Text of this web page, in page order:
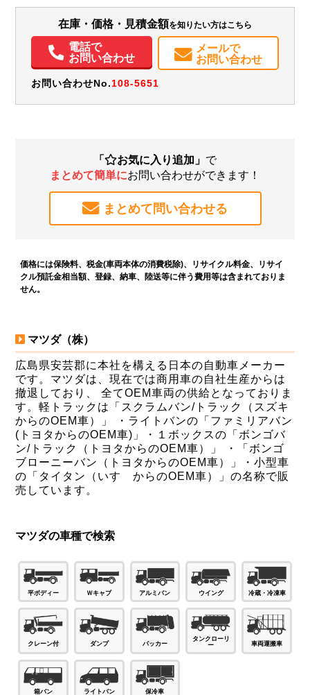
パワステ
メンテナンスノート（保証書）
０２ｘ７６ｘ１１８・後室１１０ｘ１５１ｘ１２０★保証書・キーレスキ
ー・スペアキー★フロアマット＆バイザー
在庫・価格・見積金額を知りたい方はこちら
電話で
お問い合わせ
メールで
お問い合わせ
お問い合わせNo.108-5651
「 お気に入り追加」 で
まとめて簡単にお問い合わせができます！
まとめて問い合わせる
価格には保険料、税金(車両本体の消費税除)、リサイクル料金、リサイ
クル預託金相当額、登録、納車、陸送等に伴う費用等は含まれておりま
せん。
マツダ（株）
広島県安芸郡に本社を構える日本の自動車メーカー
です。マツダは、現在では商用車の自社生産からは
撤退しており、 全てOEM車両の供給となっておりま
す。軽トラックは「スクラムバン/トラック（スズキ
からのOEM車）」 ・ライトバンの「ファミリアバン
(トヨタからのOEM車)」・１ボックスの「ボンゴバ
ン/トラック（トヨタからのOEM車）」 ・「ボンゴ
ブローニーバン（トヨタからのOEM車）」・小型車
の「タイタン（いすゞからのOEM車）」の名称で販
売しています。
マツダの車種で検索
平ボディー Ｗキャブ アルミバン ウイング 冷蔵・冷凍車
クレーン付 ダンプ パッカー
タンクローリ
ー
車両運搬車
箱バン ライトバン 保冷車